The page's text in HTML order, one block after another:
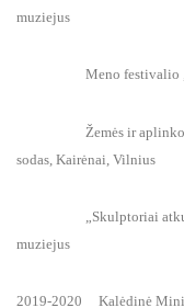
muziejus
Meno festivalio
Žemės ir aplinkos
sodas, Kairėnai, Vilnius
„Skulptoriai atkurtos
muziejus
2019-2020 Kalėdinė